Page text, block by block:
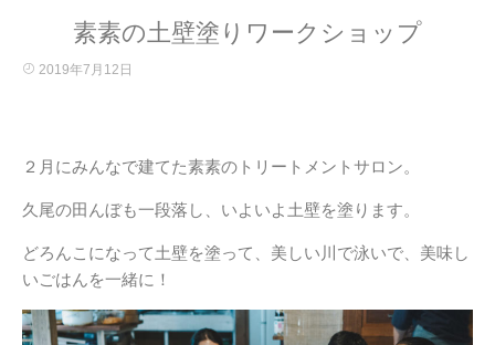
素素の土壁塗りワークショップ
2019年7月12日
２月にみんなで建てた素素のトリートメントサロン。
久尾の田んぼも一段落し、いよいよ土壁を塗ります。
どろんこになって土壁を塗って、美しい川で泳いで、美味し
いごはんを一緒に！